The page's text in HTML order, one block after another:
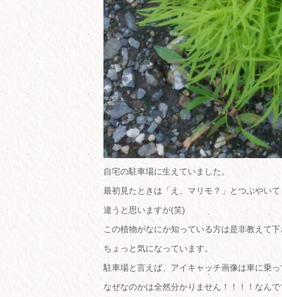
自宅の駐車場に生えていました。
最初見たときは「え、マリモ？」とつぶやいて
違うと思いますが(笑)
この植物がなにか知っている方は是非教えて下
ちょっと気になっています。
駐車場と言えば、アイキャッチ画像は車に乗
なぜなのかは全然分かりません！！！！なん